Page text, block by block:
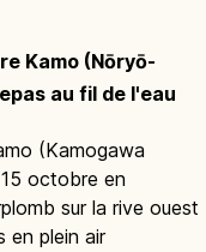
Kamo (Nōryō-
au fil de l'eau
(Kamogawa
octobre en
sur la rive ouest
en plein air